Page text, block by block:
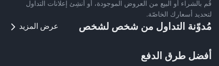
قُم بالشراء أو البيع من العروض الموجودة، أو أنشِئ إعلانات التداول
لتحديد أسعارك الخاصّة.
مُدوّنة التداول من شخص لشخص عرض المزيد
أفضل طرق الدفع